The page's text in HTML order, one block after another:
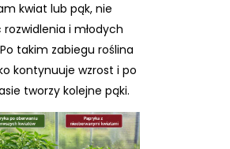
kwiat lub pąk, nie
i młodych
takim zabiegu roślina
kontynuuje wzrost i po
tworzy kolejne pąki.